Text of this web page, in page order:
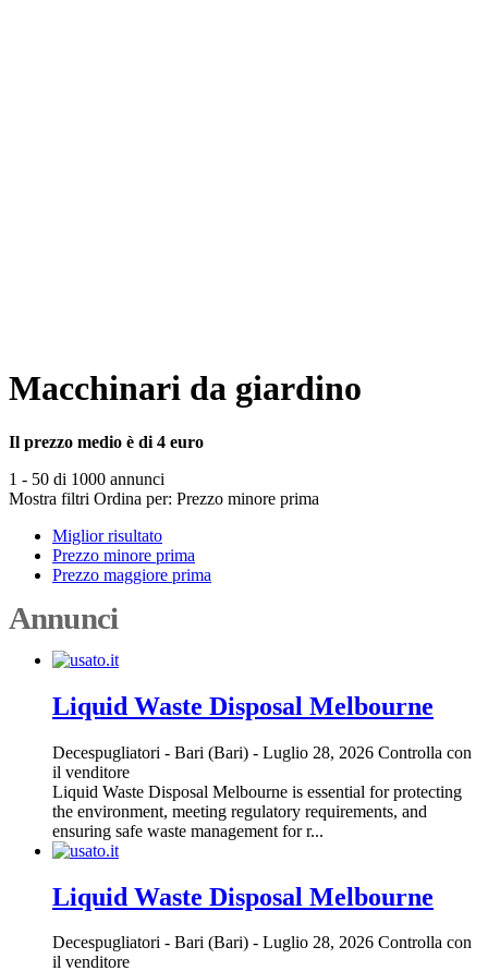
Macchinari da giardino
Il prezzo medio è di 4 euro
1 - 50 di 1000 annunci
Mostra filtri Ordina per: Prezzo minore prima
Miglior risultato
Prezzo minore prima
Prezzo maggiore prima
Annunci
Liquid Waste Disposal Melbourne
Decespugliatori - Bari (Bari) - Luglio 28, 2026 Controlla con
il venditore
Liquid Waste Disposal Melbourne is essential for protecting
the environment, meeting regulatory requirements, and
ensuring safe waste management for r...
Liquid Waste Disposal Melbourne
Decespugliatori - Bari (Bari) - Luglio 28, 2026 Controlla con
il venditore